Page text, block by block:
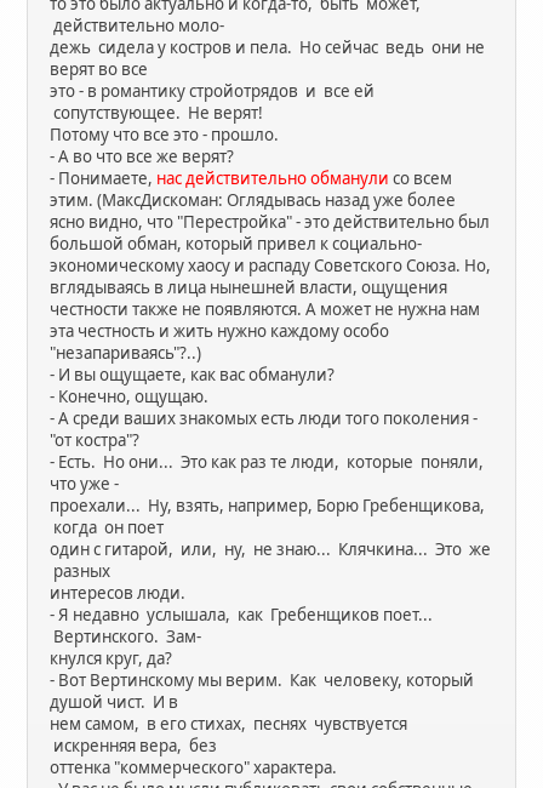
действительно моло-
дежь сидела у костров и пела. Но сейчас ведь они не
верят во все
это - в романтику стройотрядов и все ей
сопутствующее. Не верят!
Потому что все это - прошло.
- А во что все же верят?
- Понимаете, нас действительно обманулисо всем
этим. (МаксДискоман: Оглядывась назад уже более
ясно видно, что "Перестройка" - это действительно был
большой обман, который привел к социально-
экономическому хаосу и распаду Советского Союза. Но,
вглядываясь в лица нынешней власти, ощущения
честности также не появляются. А может не нужна нам
эта честность и жить нужно каждому особо
"незапариваясь"?..)
- И вы ощущаете, как вас обманули?
- Конечно, ощущаю.
- А среди ваших знакомых есть люди того поколения -
"от костра"?
- Есть. Но они... Это как раз те люди, которые поняли,
что уже -
проехали... Ну, взять, например, Борю Гребенщикова,
когда он поет
один с гитарой, или, ну, не знаю... Клячкина... Это же
разных
интересов люди.
- Я недавно услышала, как Гребенщиков поет...
Вертинского. Зам-
кнулся круг, да?
- Вот Вертинскому мы верим. Как человеку, который
душой чист. И в
нем самом, в его стихах, песнях чувствуется
искренняя вера, без
оттенка "коммерческого" характера.